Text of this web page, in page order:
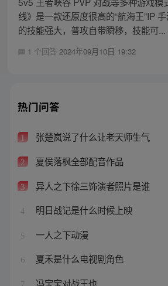
线》是一款还原度很高的“航海王”IP
的技能强大，普攻自带瞬移，技能可...
1 个回答 2024年09月10日 19:32
热门问答
1 张楚岚说了什么让老天师生气
2 夏侯落枫全部配音作品
3 异人之下徐三饰演者照片是谁
4 明日战记是什么时候上映
5 一人之下动漫
6 夏禾是什么电视剧角色
7 冯宝宝对战王也